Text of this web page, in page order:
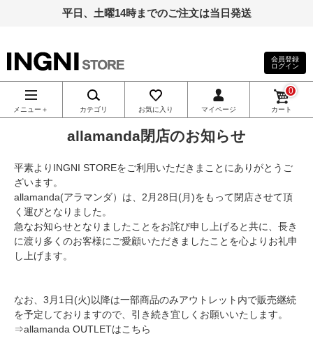
平日、土曜14時までのご注文は当日発送
INGNI（イン
グ）公式通
販｜INGNI
STORE
会員登録
ログイン
メニュー＋ カテゴリ お気に入り マイページ カート
0
allamanda閉店のお知らせ
平素よりINGNI STOREをご利用いただきまことにありがとうご
ざいます。
allamanda(アラマンダ）は、2月28日(月)をもって閉店させて頂
く運びとなりました。
急なお知らせとなりましたことをお詫び申し上げると共に、長き
に渡り多くのお客様にご愛顧いただきましたことを心よりお礼申
し上げます。
なお、3月1日(火)以降は一部商品のみアウトレット内で販売継続
を予定しておりますので、引き続き宜しくお願いいたします。
⇒allamanda OUTLETはこちら